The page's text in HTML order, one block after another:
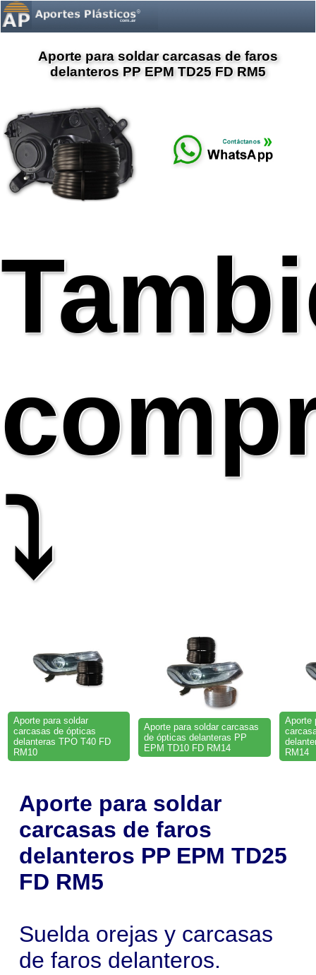
Aporte para soldar carcasas de faros
delanteros PP EPM TD25 FD RM5
⤵
Aporte para soldar
carcasas de ópticas
delanteras TPO T40 FD
RM10
Aporte para soldar carcasas
de ópticas delanteras PP
EPM TD10 FD RM14
Aporte
RM14
Aporte para soldar
carcasas de faros
delanteros PP EPM TD25
FD RM5
Suelda orejas y carcasas
de faros delanteros.